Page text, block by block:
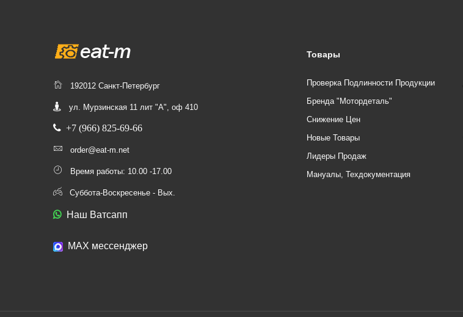
192012 Санкт-Петербург
ул. Мурзинская 11 лит "А", оф 410
+7 (966) 825-69-66
order@eat-m.net
Время работы: 10.00 -17.00
Суббота-Воскресенье - Вых.
Наш Ватсапп
МАХ мессенджер
Товары
Проверка Подлинности Продукции
Бренда "Мотордеталь"
Снижение Цен
Новые Товары
Лидеры Продаж
Мануалы, Техдокументация